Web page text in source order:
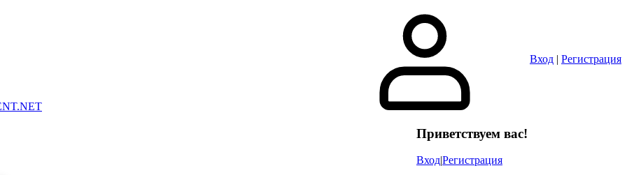
Вход | Регистрация
Приветствуем вас!
Вход|Регистрация